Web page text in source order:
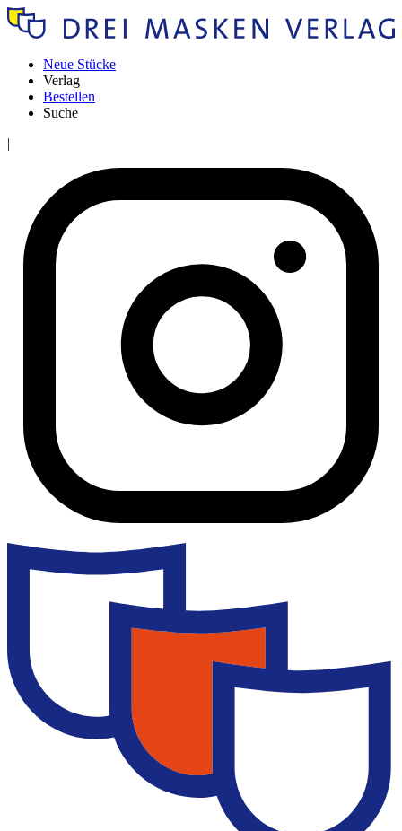
Neue Stücke
Verlag
Bestellen
Suche
|